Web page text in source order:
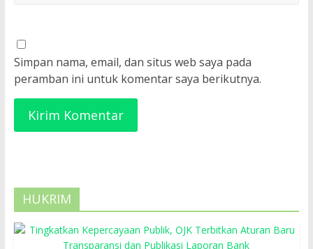
Simpan nama, email, dan situs web saya pada
peramban ini untuk komentar saya berikutnya.
HUKRIM